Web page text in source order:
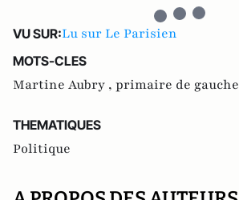
VU SUR:Lu sur Le Parisien
MOTS-CLES
Martine Aubry , primaire de gauche
THEMATIQUES
Politique